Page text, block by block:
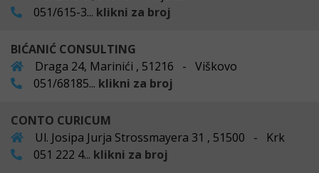
051/615-3... klikni za broj
BIĆANIĆ CONSULTING
Draga 24, Marinići , 51216 - Viškovo
051/68185... klikni za broj
CONTO CURICUM
Ul. Josipa Jurja Strossmayera 31 , 51500 - Krk
051 222 4... klikni za broj